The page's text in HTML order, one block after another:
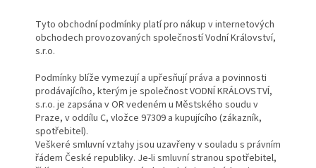
Tyto obchodní podmínky platí pro nákup v internetových
obchodech provozovaných společností Vodní Království,
s.r.o.
Podmínky blíže vymezují a upřesňují práva a povinnosti
prodávajícího, kterým je společnost VODNÍ KRÁLOVSTVÍ,
s.r.o. je zapsána v OR vedeném u Městského soudu v
Praze, v oddílu C, vložce 97309 a kupujícího (zákazník,
spotřebitel).
Veškeré smluvní vztahy jsou uzavřeny v souladu s právním
řádem České republiky. Je-li smluvní stranou spotřebitel,